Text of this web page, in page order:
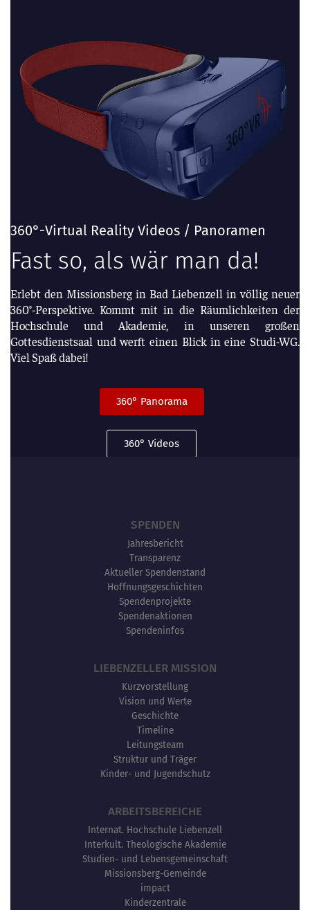
360°-Virtual Reality Videos / Panoramen
Fast so, als wär man da!
Erlebt den Missionsberg in Bad Liebenzell in völlig neuer
360°-Perspektive. Kommt mit in die Räumlichkeiten der
Hochschule und Akademie, in unseren großen
Gottesdienstsaal und werft einen Blick in eine Studi-WG.
Viel Spaß dabei!
360° Panorama
360° Videos
SPENDEN
Jahresbericht
Transparenz
Aktueller Spendenstand
Hoffnungsgeschichten
Spendenprojekte
Spendenaktionen
Spendeninfos
LIEBENZELLER MISSION
Kurzvorstellung
Vision und Werte
Geschichte
Timeline
Leitungsteam
Struktur und Träger
Kinder- und Jugendschutz
ARBEITSBEREICHE
Internat. Hochschule Liebenzell
Interkult. Theologische Akademie
Studien- und Lebensgemeinschaft
Missionsberg-Gemeinde
impact
Kinderzentrale